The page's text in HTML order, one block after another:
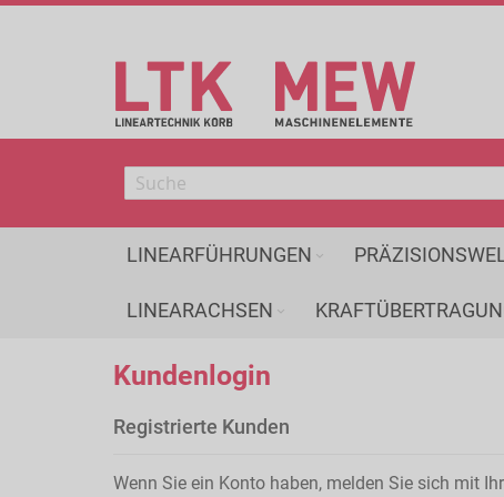
Inhalt
LINEARFÜHRUNGEN
LINEARACHSEN
Kundenlogin
Registrierte Kunden
Wenn Sie ein Konto haben, melden Sie sich mit